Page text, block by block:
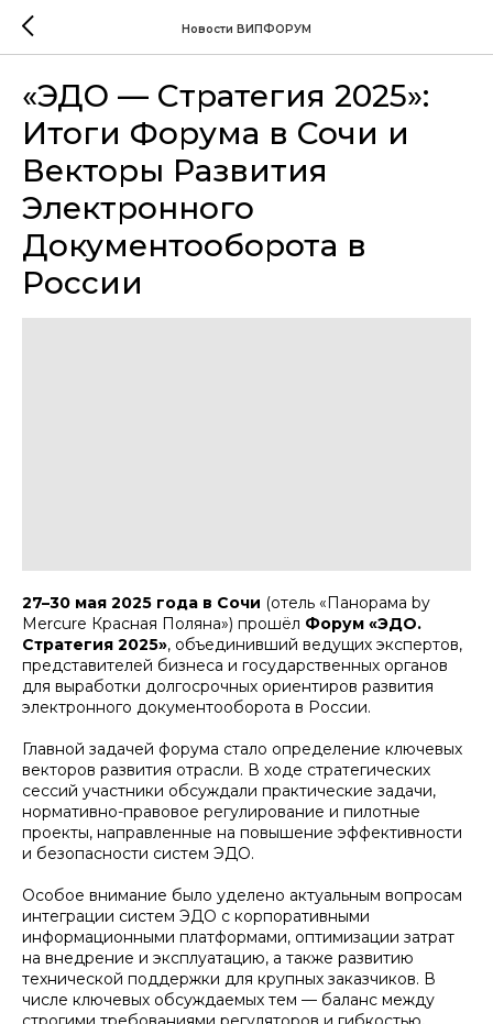
Новости ВИПФОРУМ
«ЭДО — Стратегия 2025»:
Итоги Форума в Сочи и
Векторы Развития
Электронного
Документооборота в
России
27–30 мая 2025 года в Сочи (отель «Панорама by
Mercure Красная Поляна») прошёл Форум «ЭДО.
Стратегия 2025», объединивший ведущих экспертов,
представителей бизнеса и государственных органов
для выработки долгосрочных ориентиров развития
электронного документооборота в России.
Главной задачей форума стало определение ключевых
векторов развития отрасли. В ходе стратегических
сессий участники обсуждали практические задачи,
нормативно-правовое регулирование и пилотные
проекты, направленные на повышение эффективности
и безопасности систем ЭДО.
Особое внимание было уделено актуальным вопросам
интеграции систем ЭДО с корпоративными
информационными платформами, оптимизации затрат
на внедрение и эксплуатацию, а также развитию
технической поддержки для крупных заказчиков. В
числе ключевых обсуждаемых тем — баланс между